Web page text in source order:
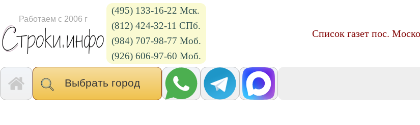
Работаем с 2006 г
(495) 133-16-22 Мск.
(812) 424-32-11 СПб.
(984) 707-98-77 Моб.
(926) 606-97-60 Моб.
Список газет пос.
Выбрать город